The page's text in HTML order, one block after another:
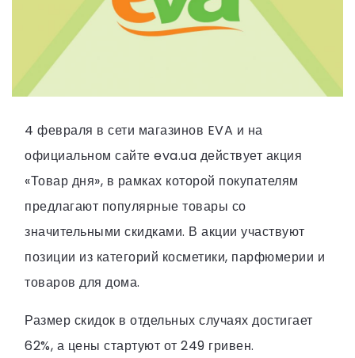
4 февраля в сети магазинов EVA и на
официальном сайте eva.ua действует акция
«Товар дня», в рамках которой покупателям
предлагают популярные товары со
значительными скидками. В акции участвуют
позиции из категорий косметики, парфюмерии и
товаров для дома.
Размер скидок в отдельных случаях достигает
62%, а цены стартуют от 249 гривен.